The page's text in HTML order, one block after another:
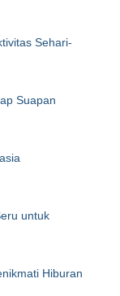
Sehari-
Suapan
untuk
Hiburan